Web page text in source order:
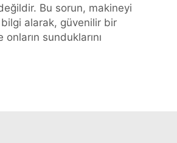
Bu sorun, makineyi
bilgi alarak, güvenilir bir
sunduklarını